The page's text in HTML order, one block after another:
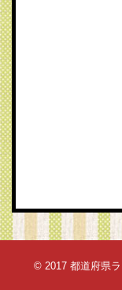
© 2017 都道府県